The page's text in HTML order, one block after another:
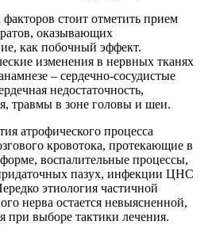
стоит отметить прием
оказывающих
как побочный эффект.
изменения в нервных тканях
– сердечно-сосудистые
недостаточность,
травмы в зоне головы и шеи.
атрофического процесса
кровотока, протекающие в
воспалительные процессы,
пазух, инфекции ЦНС
этиология частичной
нерва остается невыясненной,
при выборе тактики лечения.